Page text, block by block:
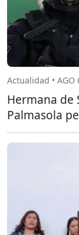
Actualidad • AGO
Hermana de
Palmasola